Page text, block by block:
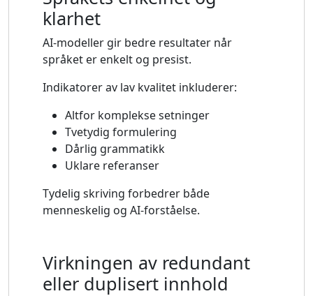
klarhet
AI-modeller gir bedre resultater når
språket er enkelt og presist.
Indikatorer av lav kvalitet inkluderer:
Altfor komplekse setninger
Tvetydig formulering
Dårlig grammatikk
Uklare referanser
Tydelig skriving forbedrer både
menneskelig og AI-forståelse.
Virkningen av redundant
eller duplisert innhold